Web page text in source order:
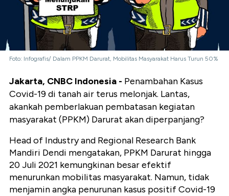
Foto: Infografis/ Dalam PPKM Darurat, Mobilitas Masyarakat Harus Turun 50%
Jakarta, CNBC Indonesia - Penambahan Kasus
Covid-19 di tanah air terus melonjak. Lantas,
akankah pemberlakuan pembatasan kegiatan
masyarakat (PPKM) Darurat akan diperpanjang?
Head of Industry and Regional Research Bank
Mandiri Dendi mengatakan, PPKM Darurat hingga
20 Juli 2021 kemungkinan besar efektif
menurunkan mobilitas masyarakat. Namun, tidak
menjamin angka penurunan kasus positif Covid-19